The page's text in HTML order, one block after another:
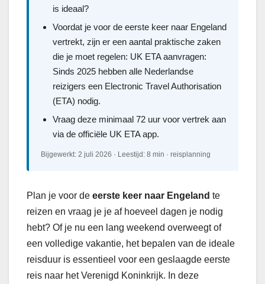
is ideaal?
Voordat je voor de eerste keer naar Engeland
vertrekt, zijn er een aantal praktische zaken
die je moet regelen: UK ETA aanvragen:
Sinds 2025 hebben alle Nederlandse
reizigers een Electronic Travel Authorisation
(ETA) nodig.
Vraag deze minimaal 72 uur voor vertrek aan
via de officiële UK ETA app.
Bijgewerkt: 2 juli 2026 · Leestijd: 8 min · reisplanning
Plan je voor de eerste keer naar Engeland te
reizen en vraag je je af hoeveel dagen je nodig
hebt? Of je nu een lang weekend overweegt of
een volledige vakantie, het bepalen van de ideale
reisduur is essentieel voor een geslaagde eerste
reis naar het Verenigd Koninkrijk. In deze